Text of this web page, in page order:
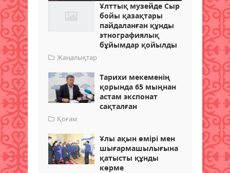
Ұлттық музейде Сыр
бойы қазақтары
пайдаланған құнды
этнографиялық
бұйымдар қойылды
Жаңалықтар
Тарихи мекеменің
қорында 65 мыңнан
астам экспонат
сақталған
Қоғам
Ұлы ақын өмірі мен
шығармашылығына
қатысты құнды
көрме